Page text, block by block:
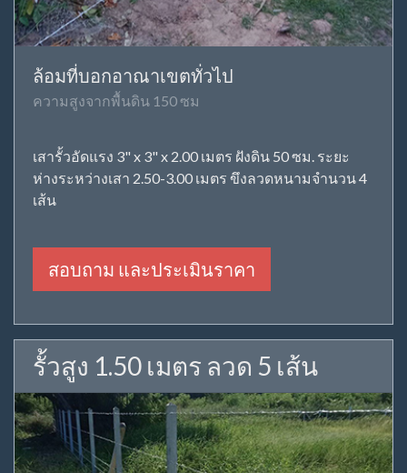
ล้อมที่บอกอาณาเขตทั่วไป
ความสูงจากพื้นดิน 150 ซม
เสารั้วอัดแรง 3" x 3" x 2.00 เมตร ฝังดิน 50 ซม. ระยะ
ห่างระหว่างเสา 2.50-3.00 เมตร ขึงลวดหนามจำนวน 4
เส้น
สอบถาม และประเมินราคา
รั้วสูง 1.50 เมตร ลวด 5 เส้น